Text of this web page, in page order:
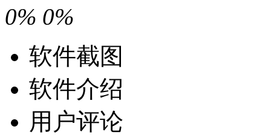
0% 0%
软件截图
软件介绍
用户评论